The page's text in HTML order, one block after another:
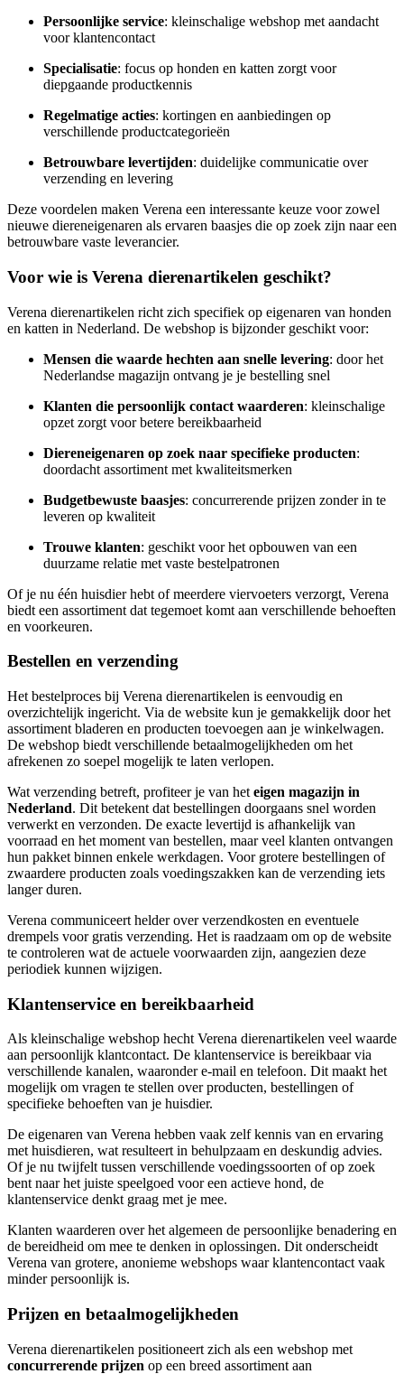
Persoonlijke service: kleinschalige webshop met aandacht
voor klantencontact
Specialisatie: focus op honden en katten zorgt voor
diepgaande productkennis
Regelmatige acties: kortingen en aanbiedingen op
verschillende productcategorieën
Betrouwbare levertijden: duidelijke communicatie over
verzending en levering
Deze voordelen maken Verena een interessante keuze voor zowel
nieuwe diereneigenaren als ervaren baasjes die op zoek zijn naar een
betrouwbare vaste leverancier.
Voor wie is Verena dierenartikelen geschikt?
Verena dierenartikelen richt zich specifiek op eigenaren van honden
en katten in Nederland. De webshop is bijzonder geschikt voor:
Mensen die waarde hechten aan snelle levering: door het
Nederlandse magazijn ontvang je je bestelling snel
Klanten die persoonlijk contact waarderen: kleinschalige
opzet zorgt voor betere bereikbaarheid
Diereneigenaren op zoek naar specifieke producten:
doordacht assortiment met kwaliteitsmerken
Budgetbewuste baasjes: concurrerende prijzen zonder in te
leveren op kwaliteit
Trouwe klanten: geschikt voor het opbouwen van een
duurzame relatie met vaste bestelpatronen
Of je nu één huisdier hebt of meerdere viervoeters verzorgt, Verena
biedt een assortiment dat tegemoet komt aan verschillende behoeften
en voorkeuren.
Bestellen en verzending
Het bestelproces bij Verena dierenartikelen is eenvoudig en
overzichtelijk ingericht. Via de website kun je gemakkelijk door het
assortiment bladeren en producten toevoegen aan je winkelwagen.
De webshop biedt verschillende betaalmogelijkheden om het
afrekenen zo soepel mogelijk te laten verlopen.
Wat verzending betreft, profiteer je van het eigen magazijn in
Nederland. Dit betekent dat bestellingen doorgaans snel worden
verwerkt en verzonden. De exacte levertijd is afhankelijk van
voorraad en het moment van bestellen, maar veel klanten ontvangen
hun pakket binnen enkele werkdagen. Voor grotere bestellingen of
zwaardere producten zoals voedingszakken kan de verzending iets
langer duren.
Verena communiceert helder over verzendkosten en eventuele
drempels voor gratis verzending. Het is raadzaam om op de website
te controleren wat de actuele voorwaarden zijn, aangezien deze
periodiek kunnen wijzigen.
Klantenservice en bereikbaarheid
Als kleinschalige webshop hecht Verena dierenartikelen veel waarde
aan persoonlijk klantcontact. De klantenservice is bereikbaar via
verschillende kanalen, waaronder e-mail en telefoon. Dit maakt het
mogelijk om vragen te stellen over producten, bestellingen of
specifieke behoeften van je huisdier.
De eigenaren van Verena hebben vaak zelf kennis van en ervaring
met huisdieren, wat resulteert in behulpzaam en deskundig advies.
Of je nu twijfelt tussen verschillende voedingssoorten of op zoek
bent naar het juiste speelgoed voor een actieve hond, de
klantenservice denkt graag met je mee.
Klanten waarderen over het algemeen de persoonlijke benadering en
de bereidheid om mee te denken in oplossingen. Dit onderscheidt
Verena van grotere, anonieme webshops waar klantencontact vaak
minder persoonlijk is.
Prijzen en betaalmogelijkheden
Verena dierenartikelen positioneert zich als een webshop met
concurrerende prijzen op een breed assortiment aan